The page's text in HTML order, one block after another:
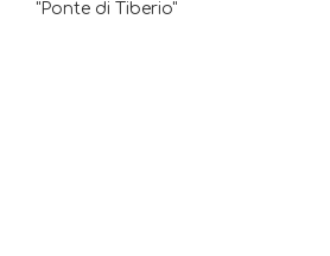
"Ponte di Tiberio"